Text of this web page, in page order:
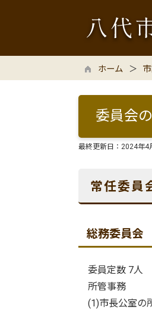
ホーム
委員会
最終更新日： 2024年4
常任委員
総務委員会
委員定数 7人
所管事務
(1)市長公室の